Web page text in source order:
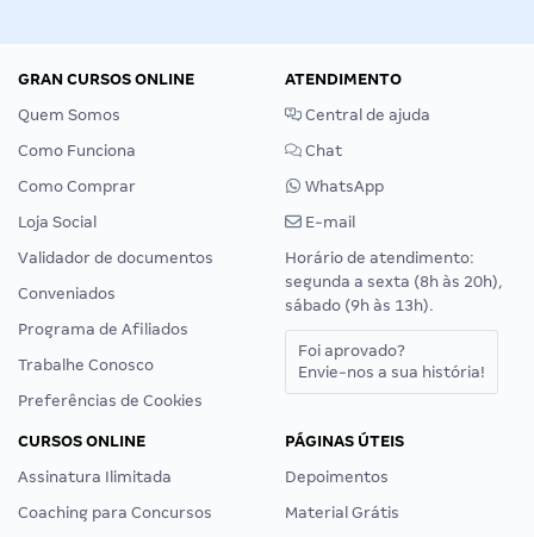
GRAN CURSOS ONLINE
Quem Somos
Como Funciona
Como Comprar
Loja Social
Validador de documentos
Conveniados
Programa de Afiliados
Trabalhe Conosco
Preferências de Cookies
ATENDIMENTO
Central de ajuda
Chat
WhatsApp
E-mail
Horário de atendimento:
segunda a sexta (8h às 20h),
sábado (9h às 13h).
Foi aprovado?
Envie-nos a sua história!
CURSOS ONLINE
Assinatura Ilimitada
Coaching para Concursos
PÁGINAS ÚTEIS
Depoimentos
Material Grátis